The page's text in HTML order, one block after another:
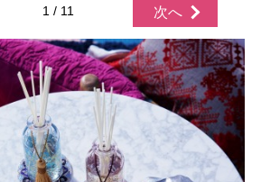
1 / 11 次へ